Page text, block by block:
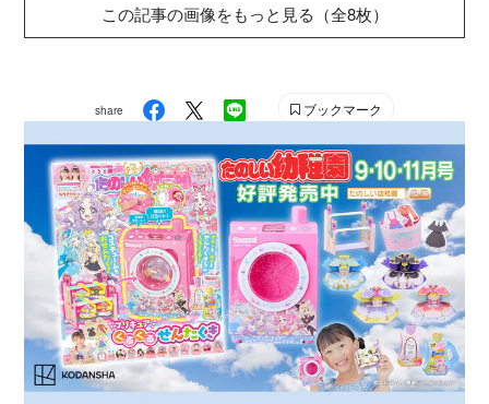
この記事の画像をもっと見る（全8枚）
share ブックマーク